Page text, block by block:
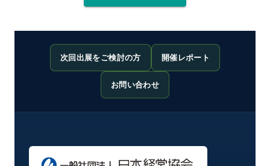
次回出展をご検討の方 開催レポート
お問い合わせ